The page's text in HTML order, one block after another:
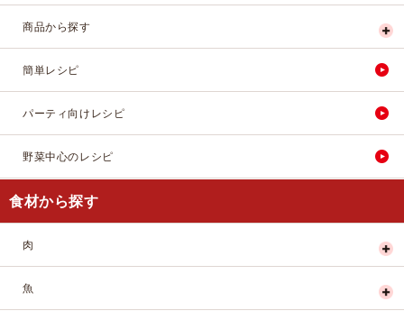
商品から探す
簡単レシピ
パーティ向けレシピ
野菜中心のレシピ
食材から探す
肉
魚